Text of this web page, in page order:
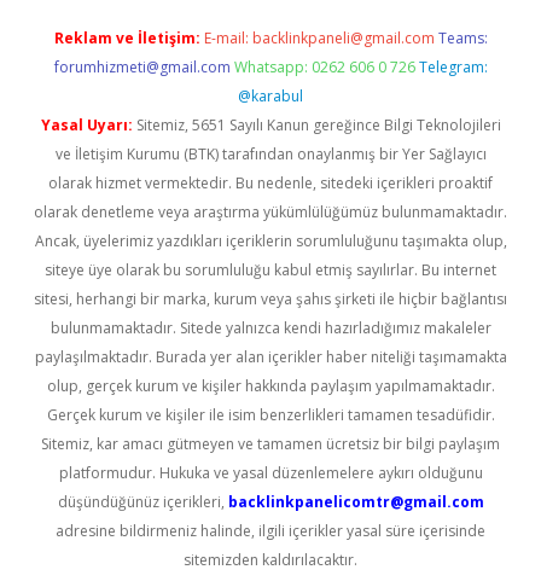
Reklam ve İletişim: E-mail: backlinkpaneli@gmail.com Teams:
forumhizmeti@gmail.com Whatsapp: 0262 606 0 726 Telegram:
@karabul
Yasal Uyarı: Sitemiz, 5651 Sayılı Kanun gereğince Bilgi Teknolojileri
ve İletişim Kurumu (BTK) tarafından onaylanmış bir Yer Sağlayıcı
olarak hizmet vermektedir. Bu nedenle, sitedeki içerikleri proaktif
olarak denetleme veya araştırma yükümlülüğümüz bulunmamaktadır.
Ancak, üyelerimiz yazdıkları içeriklerin sorumluluğunu taşımakta olup,
siteye üye olarak bu sorumluluğu kabul etmiş sayılırlar. Bu internet
sitesi, herhangi bir marka, kurum veya şahıs şirketi ile hiçbir bağlantısı
bulunmamaktadır. Sitede yalnızca kendi hazırladığımız makaleler
paylaşılmaktadır. Burada yer alan içerikler haber niteliği taşımamakta
olup, gerçek kurum ve kişiler hakkında paylaşım yapılmamaktadır.
Gerçek kurum ve kişiler ile isim benzerlikleri tamamen tesadüfidir.
Sitemiz, kar amacı gütmeyen ve tamamen ücretsiz bir bilgi paylaşım
platformudur. Hukuka ve yasal düzenlemelere aykırı olduğunu
düşündüğünüz içerikleri, backlinkpanelicomtr@gmail.com
adresine bildirmeniz halinde, ilgili içerikler yasal süre içerisinde
sitemizden kaldırılacaktır.